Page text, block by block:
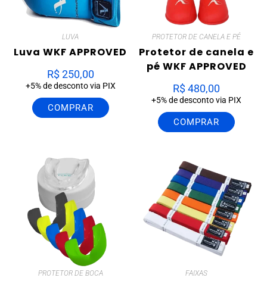
LUVA
Luva WKF APPROVED
R$250,00
+5% de desconto via PIX
COMPRAR
PROTETOR DE CANELA E PÉ
Protetor de canela e
pé WKF APPROVED
R$480,00
+5% de desconto via PIX
COMPRAR
PROTETOR DE BOCA FAIXAS